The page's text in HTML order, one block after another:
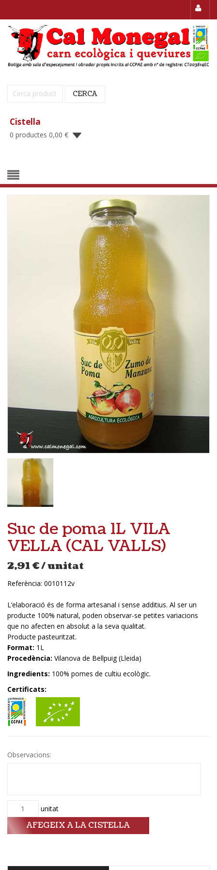
Cerca: CERCA
Cistella
0 productes 0,00 €
Suc de poma 1L VILA
VELLA (CAL VALLS)
2,91 €/ unitat
Referència: 0010112v
L’elaboració és de forma artesanal i sense additius. Al ser un
producte 100% natural, poden observar-se petites variacions
que no afecten en absolut a la seva qualitat.
Producte pasteuritzat.
Format: 1L
Procedència: Vilanova de Bellpuig (Lleida)
Ingredients: 100% pomes de cultiu ecològic.
Certificats:
Observacions:
Quantitat unitat
AFEGEIX A LA CISTELLA